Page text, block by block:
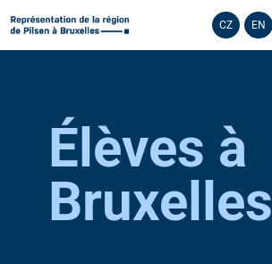
CZ EN
Élèves à
Bruxelles